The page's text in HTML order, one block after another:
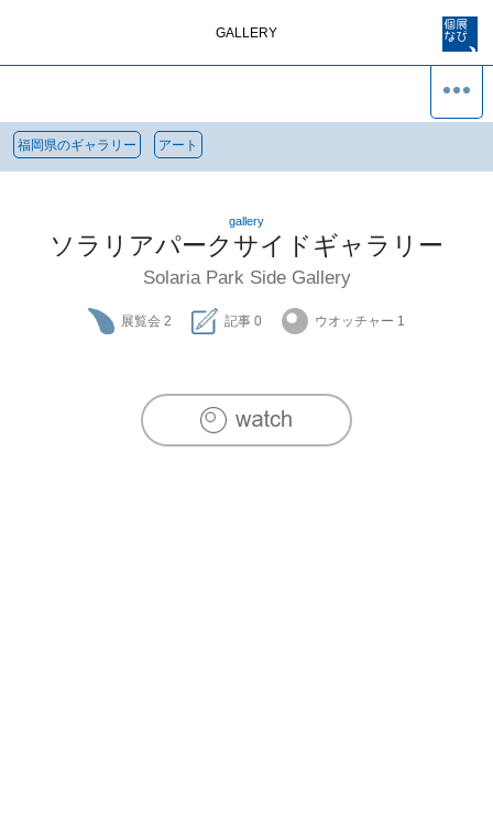
GALLERY
福岡県のギャラリー アート
gallery
ソラリアパークサイドギャラリー
Solaria Park Side Gallery
展覧会 2 記事 0 ウオッチャー 1